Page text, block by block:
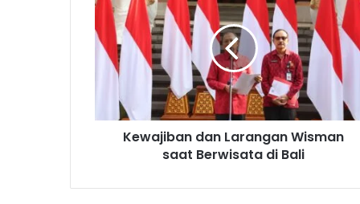
a
n
L
Kewajiban dan Larangan Wisman
saat Berwisata di Bali